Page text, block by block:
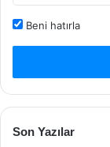
Beni hatırla
Son Yazılar